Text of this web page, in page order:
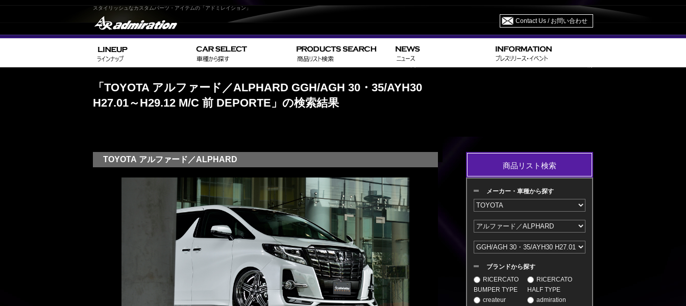
スタイリッシュなカスタムパーツ・アイテムの「アドミレイション」
Contact Us / お問い合わせ
「TOYOTA アルファード／ALPHARD GGH/AGH 30・35/AYH30
H27.01～H29.12 M/C 前 DEPORTE」の検索結果
TOYOTA アルファード／ALPHARD
商品リスト検索
メーカー・車種から探す
ブランドから探す
RICERCATO
BUMPER TYPE
RICERCATO
HALF TYPE
createur
admiration